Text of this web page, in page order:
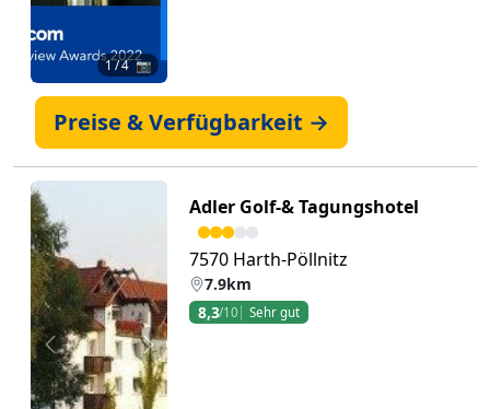
1/ 4 📷
Preise & Verfügbarkeit →
Zurück Weiter
Adler Golf-& Tagungshotel
7570 Harth-Pöllnitz
7.9km
8,3/10 Sehr gut